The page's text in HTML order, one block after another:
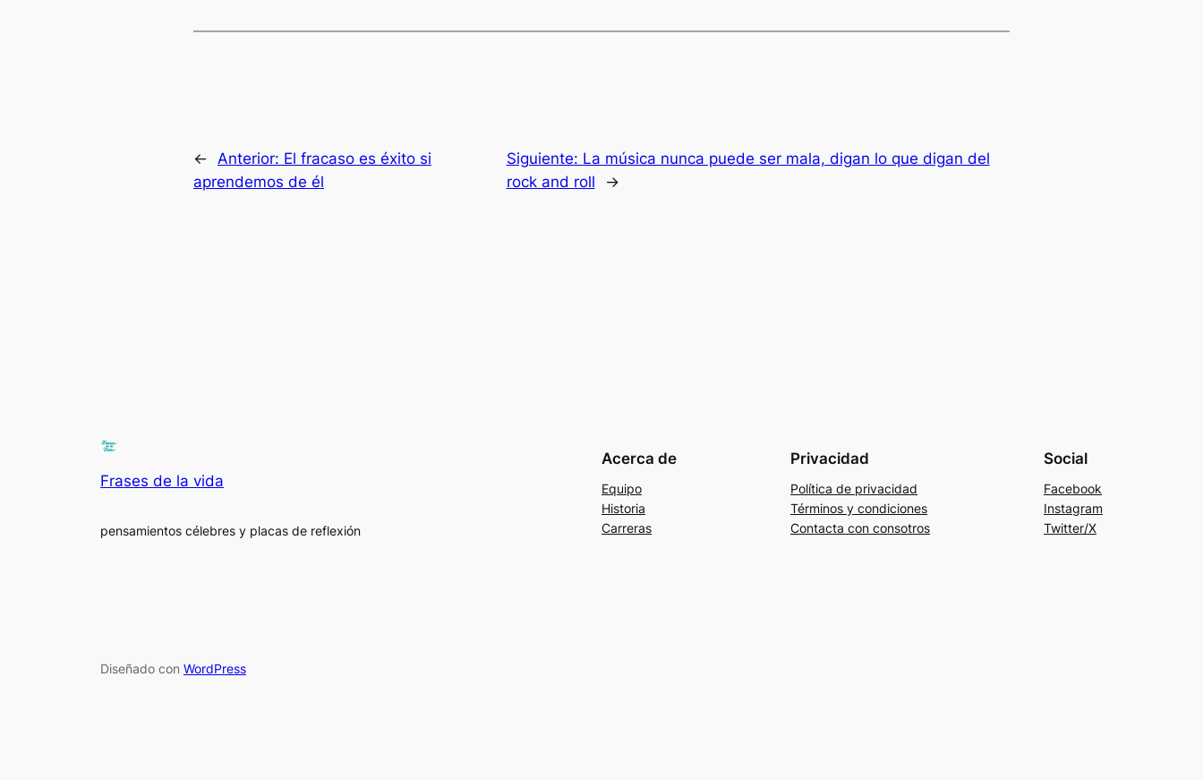
← Anterior: El fracaso es éxito si
aprendemos de él
Siguiente: La música nunca puede ser mala, digan lo que digan del
rock and roll
→
Frases de la vida
pensamientos célebres y placas de reflexión
Acerca de
Equipo
Historia
Carreras
Privacidad
Política de privacidad
Términos y condiciones
Contacta con consotros
Social
Facebook
Instagram
Twitter/X
Diseñado con WordPress